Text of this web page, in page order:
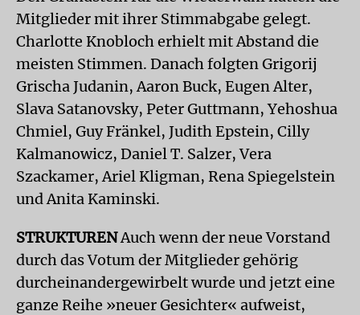
Mitglieder mit ihrer Stimmabgabe gelegt.
Charlotte Knobloch erhielt mit Abstand die
meisten Stimmen. Danach folgten Grigorij
Grischa Judanin, Aaron Buck, Eugen Alter,
Slava Satanovsky, Peter Guttmann, Yehoshua
Chmiel, Guy Fränkel, Judith Epstein, Cilly
Kalmanowicz, Daniel T. Salzer, Vera
Szackamer, Ariel Kligman, Rena Spiegelstein
und Anita Kaminski.
STRUKTURENAuch wenn der neue Vorstand
durch das Votum der Mitglieder gehörig
durcheinandergewirbelt wurde und jetzt eine
ganze Reihe »neuer Gesichter« aufweist,